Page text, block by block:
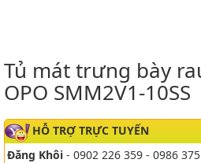
Tủ mát trưng bày
OPO SMM2V1-10SS
HỖ TRỢ TRỰC TUYẾN
Đăng Khôi - 0902 226 359 - 0986